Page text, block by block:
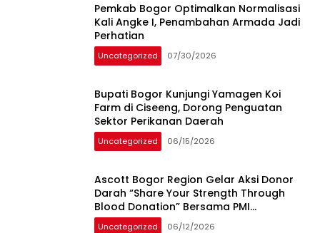
Pemkab Bogor Optimalkan Normalisasi
Kali Angke I, Penambahan Armada Jadi
Perhatian
Uncategorized 07/30/2026
Bupati Bogor Kunjungi Yamagen Koi
Farm di Ciseeng, Dorong Penguatan
Sektor Perikanan Daerah
Uncategorized 06/15/2026
Ascott Bogor Region Gelar Aksi Donor
Darah “Share Your Strength Through
Blood Donation” Bersama PMI
Kabupaten Bogor
Uncategorized 06/12/2026